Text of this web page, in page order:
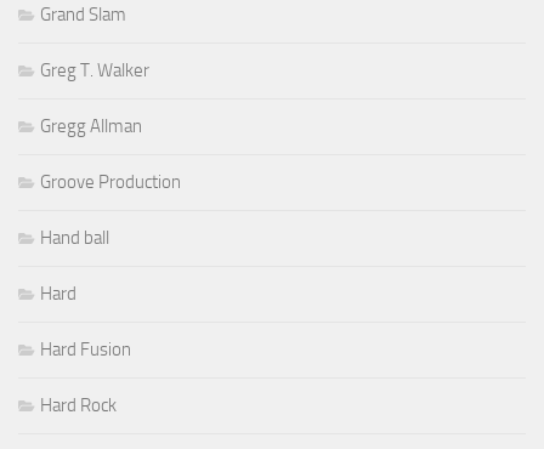
Grand Slam
Greg T. Walker
Gregg Allman
Groove Production
Hand ball
Hard
Hard Fusion
Hard Rock